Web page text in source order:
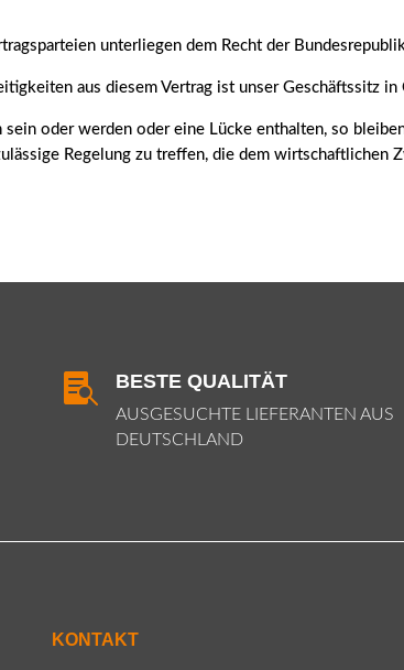
unterliegen dem Recht der
aus diesem Vertrag ist unser Geschäftssitz
oder werden oder eine Lücke enthalten, so
Regelung zu treffen, die dem wirtschaftlichen
 BESTE QUALITÄT
AUSGESUCHTE LIEFERANTEN AUS
DEUTSCHLAND
KONTAKT